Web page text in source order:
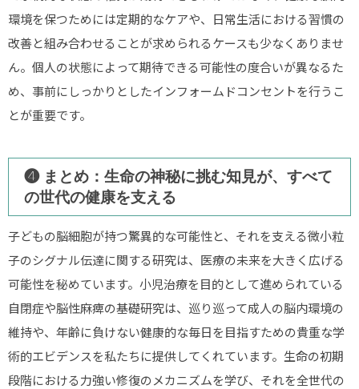
環境を保つためには定期的なケアや、日常生活における習慣の
改善と組み合わせることが求められるケースも少なくありませ
ん。個人の状態によって期待できる可能性の度合いが異なるた
め、事前にしっかりとしたインフォームドコンセントを行うこ
とが重要です。
❹ まとめ：生命の神秘に挑む知見が、すべて
の世代の健康を支える
子どもの脳細胞が持つ驚異的な可能性と、それを支える微小粒
子のシグナル伝達に関する研究は、医療の未来を大きく広げる
可能性を秘めています。小児治療を目的として進められている
自閉症や脳性麻痺の基礎研究は、巡り巡って成人の脳内環境の
維持や、年齢に負けない健康的な毎日を目指すための貴重な学
術的エビデンスを私たちに提供してくれています。生命の初期
段階における力強い修復のメカニズムを学び、それを全世代の